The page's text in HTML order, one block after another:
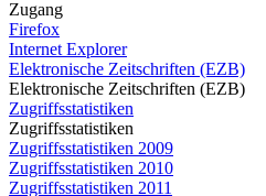
Zugang
Firefox
Internet Explorer
Elektronische Zeitschriften (EZB)
Elektronische Zeitschriften (EZB)
Zugriffsstatistiken
Zugriffsstatistiken
Zugriffsstatistiken 2009
Zugriffsstatistiken 2010
Zugriffsstatistiken 2011